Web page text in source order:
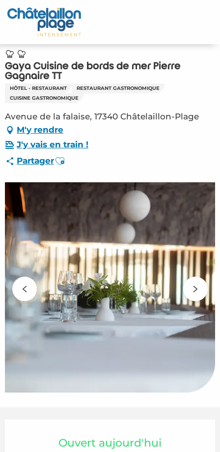
Aller
au
principal
Accueil
Découvrir
Activités
A vivre
Rendez-vous
Votre séjour
Gaya Cuisine de bords de mer Pierre
Gagnaire TT
HÔTEL - RESTAURANT
RESTAURANT GASTRONOMIQUE
CUISINE GASTRONOMIQUE
Avenue de la falaise, 17340 Châtelaillon-Plage
M'y rendre
J'y vais en train !
PartagerAjouter aux favoris
Ouvert aujourd'hui